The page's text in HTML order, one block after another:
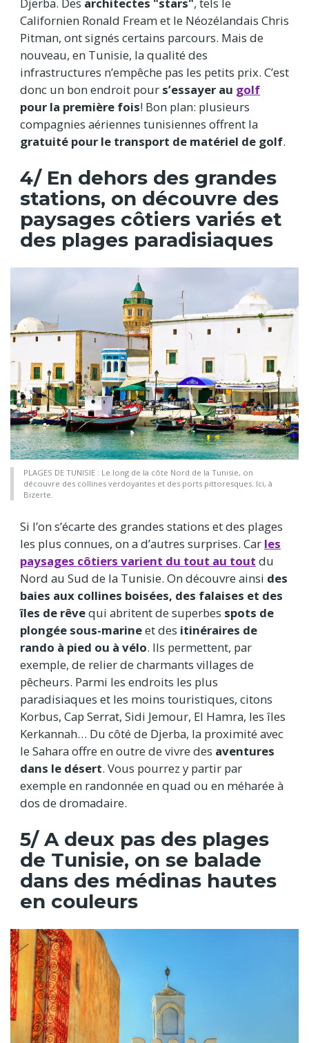
Californien Ronald Fream et le Néozélandais Chris
Pitman, ont signés certains parcours. Mais de
nouveau, en Tunisie, la qualité des
infrastructures n’empêche pas les petits prix. C’est
donc un bon endroit pour s’essayer au golf
pour la première fois! Bon plan: plusieurs
compagnies aériennes tunisiennes offrent la
gratuité pour le transport de matériel de golf.
4/ En dehors des grandes
stations, on découvre des
paysages côtiers variés et
des plages paradisiaques
PLAGES DE TUNISIE : Le long de la côte Nord de la Tunisie, on
découvre des collines verdoyantes et des ports pittoresques. Ici, à
Bizerte.
Si l’on s’écarte des grandes stations et des plages
les plus connues, on a d’autres surprises. Car les
paysages côtiers varient du tout au tout du
Nord au Sud de la Tunisie. On découvre ainsi des
baies aux collines boisées, des falaises et des
îles de rêvequi abritent de superbes spots de
plongée sous-marineet des itinéraires de
rando à pied ou à vélo. Ils permettent, par
exemple, de relier de charmants villages de
pêcheurs. Parmi les endroits les plus
paradisiaques et les moins touristiques, citons
Korbus, Cap Serrat, Sidi Jemour, El Hamra, les îles
Kerkannah… Du côté de Djerba, la proximité avec
le Sahara offre en outre de vivre des aventures
dans le désert. Vous pourrez y partir par
exemple en randonnée en quad ou en méharée à
dos de dromadaire.
5/ A deux pas des plages
de Tunisie, on se balade
dans des médinas hautes
en couleurs